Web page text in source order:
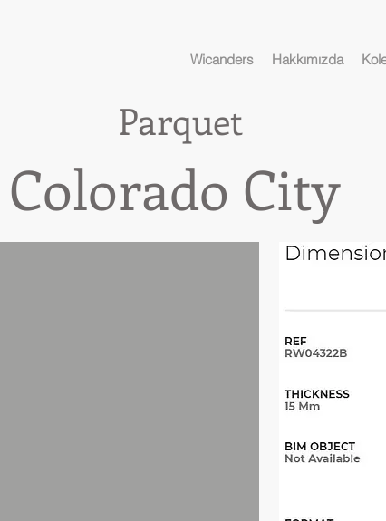
Wicanders Hakkımızda
Parquet
City